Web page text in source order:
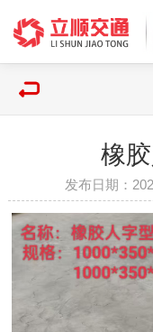
橡
发布日期：